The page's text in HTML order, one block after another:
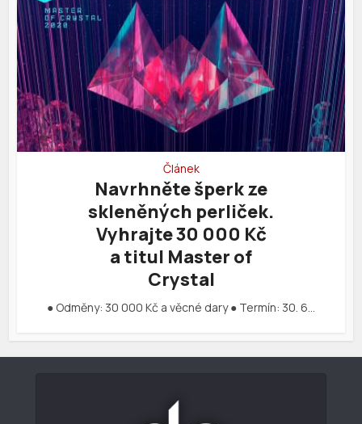
Článek
Navrhněte šperk ze
skleněných perliček.
Vyhrajte 30 000 Kč
a titul Master of
Crystal
● Odměny: 30 000 Kč a věcné dary ● Termín: 30. 6…